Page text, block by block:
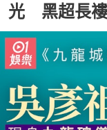
光 黑超長褸